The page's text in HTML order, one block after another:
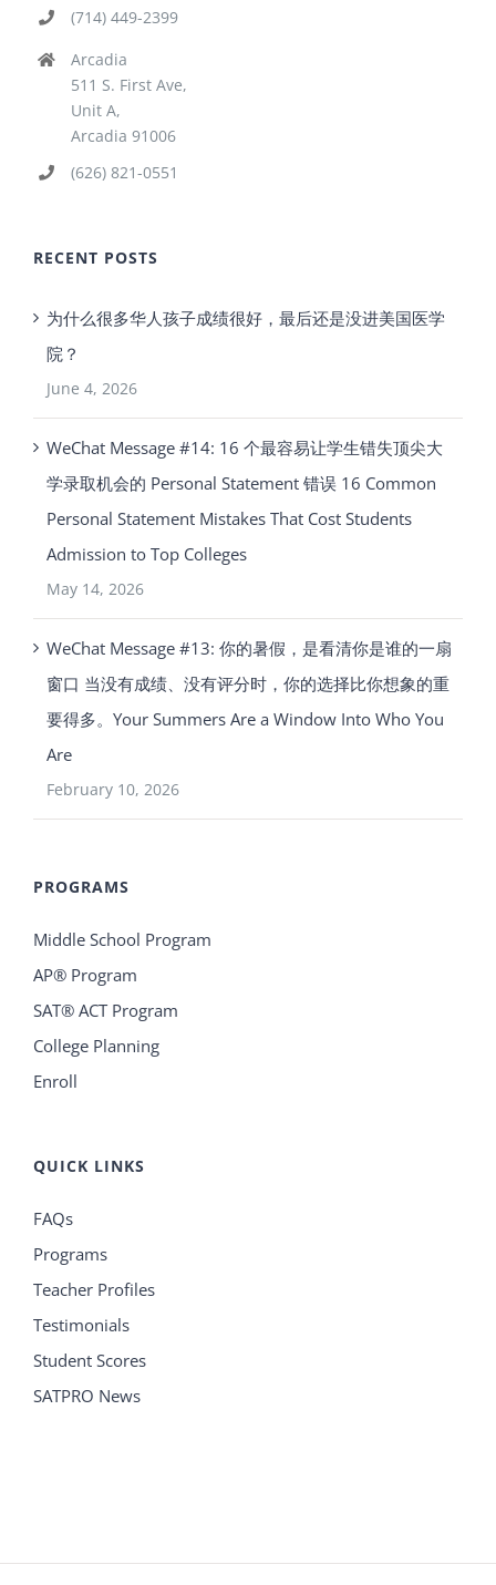
(714) 449-2399
Arcadia
511 S. First Ave,
Unit A,
Arcadia 91006
(626) 821-0551
RECENT POSTS
为什么很多华人孩子成绩很好，最后还是没进美国医学
院？
June 4, 2026
WeChat Message #14: 16 个最容易让学生错失顶尖大
学录取机会的 Personal Statement 错误 16 Common
Personal Statement Mistakes That Cost Students
Admission to Top Colleges
May 14, 2026
WeChat Message #13: 你的暑假，是看清你是谁的一扇
窗口 当没有成绩、没有评分时，你的选择比你想象的重
要得多。Your Summers Are a Window Into Who You
Are
February 10, 2026
PROGRAMS
Middle School Program
AP® Program
SAT® ACT Program
College Planning
Enroll
QUICK LINKS
FAQs
Programs
Teacher Profiles
Testimonials
Student Scores
SATPRO News